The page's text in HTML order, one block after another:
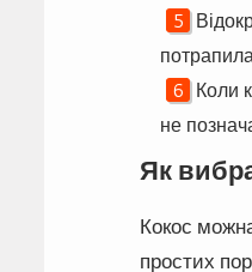
Коли
не
Як
Кокос
простих